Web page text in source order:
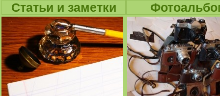
Статьи и заметки